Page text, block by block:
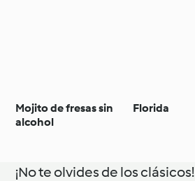
Mojito de fresas sin
alcohol
Florida
¡No te olvides de los clásicos!